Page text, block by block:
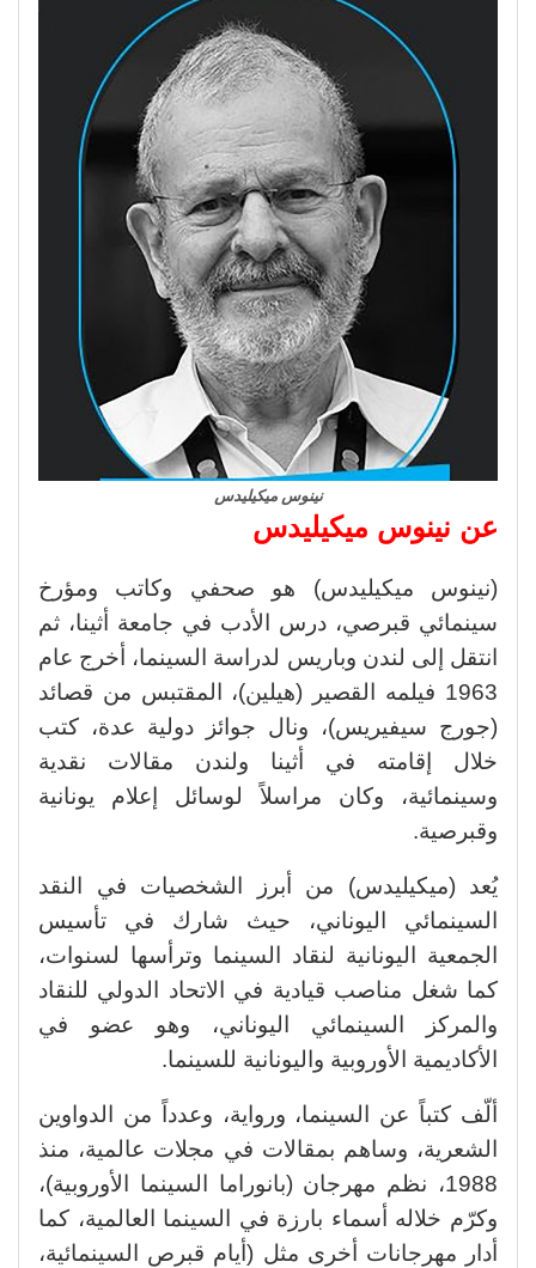
نينوس ميكيليدس
عن نينوس ميكيليدس
(نينوس ميكيليدس) هو صحفي وكاتب ومؤرخ
سينمائي قبرصي، درس الأدب في جامعة أثينا، ثم
انتقل إلى لندن وباريس لدراسة السينما، أخرج عام
1963 فيلمه القصير (هيلين)، المقتبس من قصائد
(جورج سيفيريس)، ونال جوائز دولية عدة، كتب
خلال إقامته في أثينا ولندن مقالات نقدية
وسينمائية، وكان مراسلاً لوسائل إعلام يونانية
وقبرصية.
يُعد (ميكيليدس) من أبرز الشخصيات في النقد
السينمائي اليوناني، حيث شارك في تأسيس
الجمعية اليونانية لنقاد السينما وترأسها لسنوات،
كما شغل مناصب قيادية في الاتحاد الدولي للنقاد
والمركز السينمائي اليوناني، وهو عضو في
الأكاديمية الأوروبية واليونانية للسينما.
ألّف كتباً عن السينما، ورواية، وعدداً من الدواوين
الشعرية، وساهم بمقالات في مجلات عالمية، منذ
1988، نظم مهرجان (بانوراما السينما الأوروبية)،
وكرّم خلاله أسماء بارزة في السينما العالمية، كما
أدار مهرجانات أخرى مثل (أيام قبرص السينمائية،